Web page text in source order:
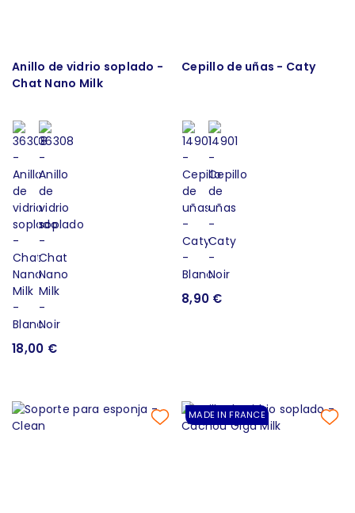
Anillo de vidrio soplado -
Chat Nano Milk
18,00 €
Cepillo de uñas - Caty
8,90 €
MADE IN FRANCE